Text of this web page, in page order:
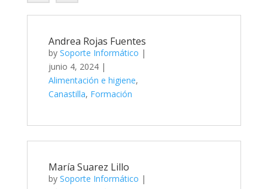
Andrea Rojas Fuentes
by Soporte Informático |
junio 4, 2024 |
Alimentación e higiene,
Canastilla, Formación
María Suarez Lillo
by Soporte Informático |